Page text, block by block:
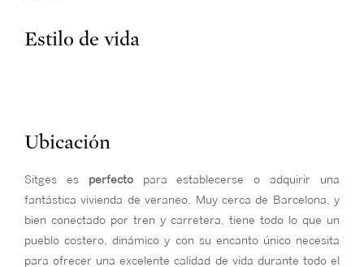
Estilo de vida
Ubicación
Sitges es perfectopara establecerse o adquirir una
fantástica vivienda de veraneo. Muy cerca de Barcelona, y
bien conectado por tren y carretera, tiene todo lo que un
pueblo costero, dinámico y con su encanto único necesita
para ofrecer una excelente calidad de vida durante todo el